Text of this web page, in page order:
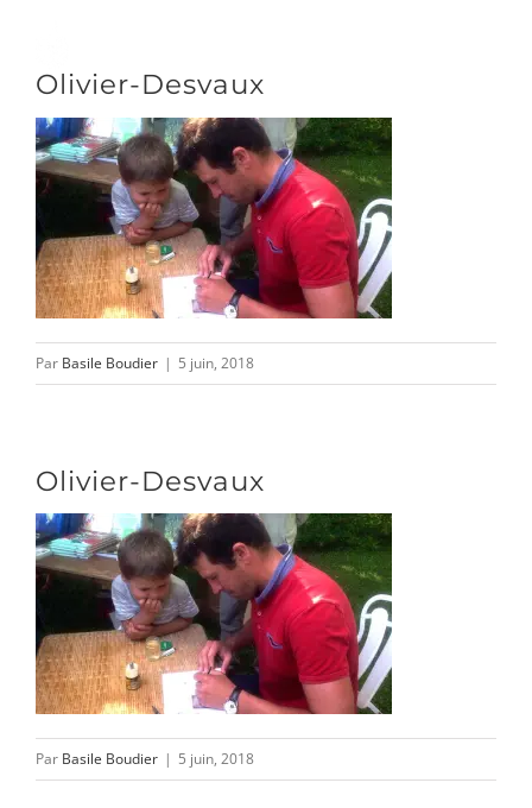
contenu
DÉCOUVRIR
VENIR
NOUS SUIVRE
CONTACT/ACCÈS
Olivier-Desvaux
Par Basile Boudier | 5 juin, 2018
Olivier-Desvaux
Par Basile Boudier | 5 juin, 2018